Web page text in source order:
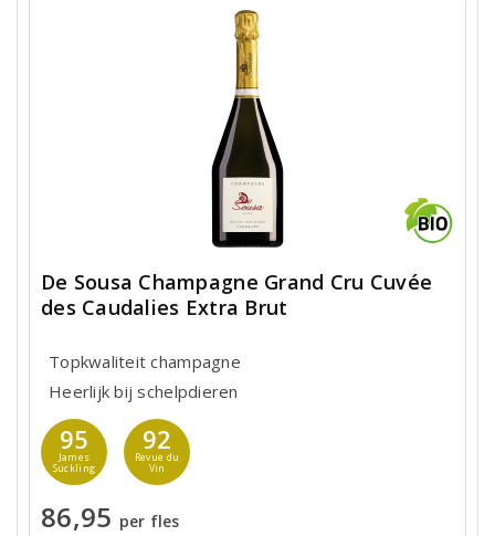
De Sousa Champagne Grand Cru Cuvée
des Caudalies Extra Brut
Topkwaliteit champagne
Heerlijk bij schelpdieren
95
James
Suckling
92
Revue du
Vin
86,95 per fles